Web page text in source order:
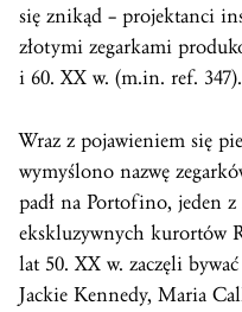
się znikąd – projektanci
złotymi zegarkami
i 60. XX w. (m.in. ref. 347).
Wraz z pojawieniem się
wymyślono nazwę
padł na Portofino, jeden
ekskluzywnych kurortów
lat 50. XX w. zaczęli
Jackie Kennedy, Maria